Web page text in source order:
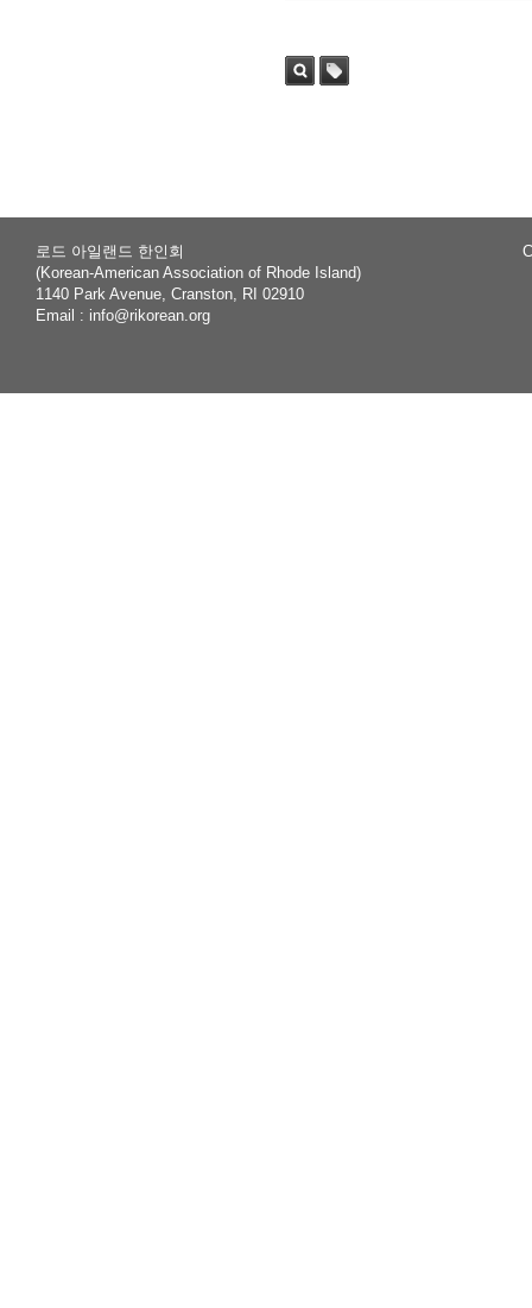
로드 아일랜드 한인회
(Korean-American Association of Rhode Island)
1140 Park Avenue, Cranston, RI 02910
Email : info@rikorean.org